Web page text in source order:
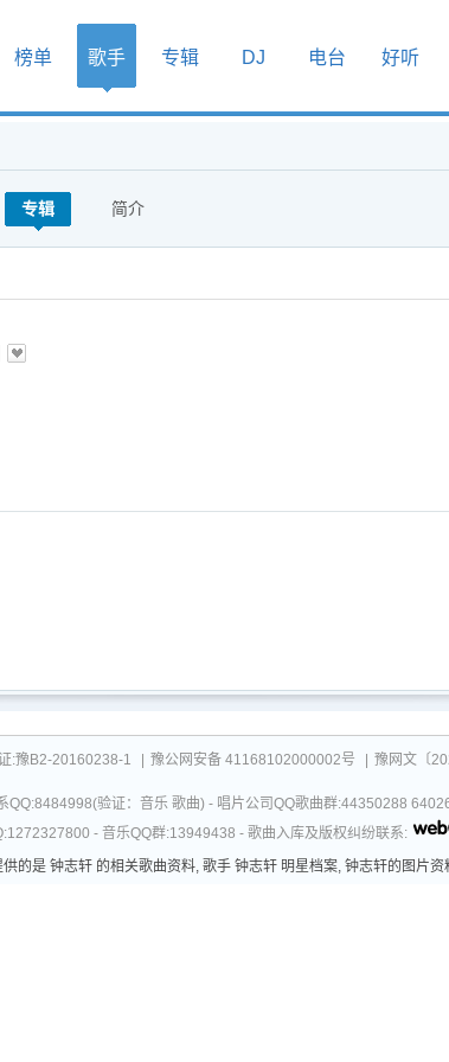
榜单 歌手 专辑 DJ 电台 好听
专辑 简介
:豫B2-20160238-1 豫公网安备 41168102000002号 豫网文〔
QQ:8484998(验证：音乐 歌曲) - 唱片公司QQ歌曲群:44350288
- 音乐QQ群:13949438 - 歌曲入库及版权纠纷联系:
的是 钟志轩 的相关歌曲资料, 歌手 钟志轩 明星档案, 钟志轩的图片资